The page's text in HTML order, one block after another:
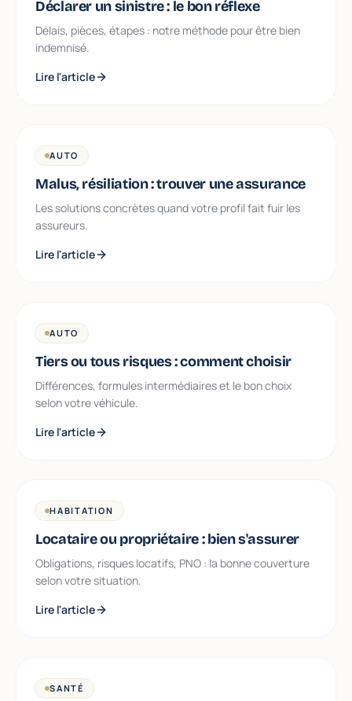
Déclarer un sinistre : le bon réflexe
Délais, pièces, étapes : notre méthode pour être bien
indemnisé.
Lire l'article
AUTO
Malus, résiliation : trouver une assurance
Les solutions concrètes quand votre profil fait fuir les
assureurs.
Lire l'article
AUTO
Tiers ou tous risques : comment choisir
Différences, formules intermédiaires et le bon choix
selon votre véhicule.
Lire l'article
HABITATION
Locataire ou propriétaire : bien s'assurer
Obligations, risques locatifs, PNO : la bonne couverture
selon votre situation.
Lire l'article
SANTÉ